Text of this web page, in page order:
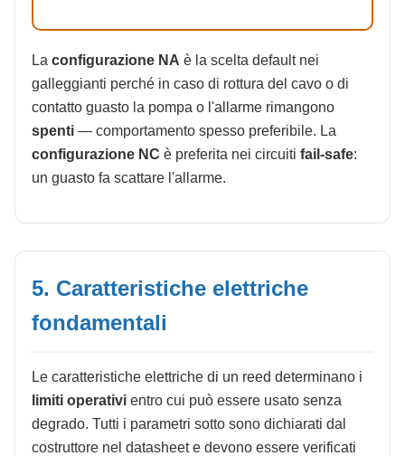
La configurazione NA è la scelta default nei
galleggianti perché in caso di rottura del cavo o di
contatto guasto la pompa o l'allarme rimangono
spenti — comportamento spesso preferibile. La
configurazione NC è preferita nei circuiti fail-safe:
un guasto fa scattare l'allarme.
5. Caratteristiche elettriche
fondamentali
Le caratteristiche elettriche di un reed determinano i
limiti operativi entro cui può essere usato senza
degrado. Tutti i parametri sotto sono dichiarati dal
costruttore nel datasheet e devono essere verificati